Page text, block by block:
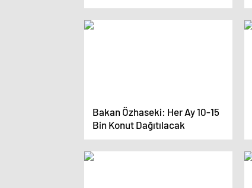
gerçekleştirdi
Bakan Özhaseki: Her Ay 10-15
Bin Konut Dağıtılacak